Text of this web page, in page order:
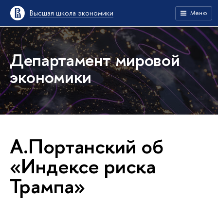
Высшая школа экономики Меню
Департамент мировой
экономики
А.Портанский об
«Индексе риска
Трампа»